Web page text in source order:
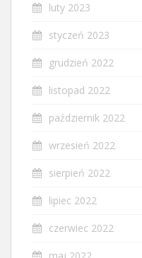
luty 2023
styczeń 2023
grudzień 2022
listopad 2022
październik 2022
wrzesień 2022
sierpień 2022
lipiec 2022
czerwiec 2022